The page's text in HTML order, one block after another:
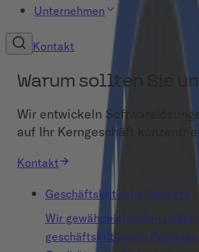
Unternehmen
Kontakt
Warum sollten Sie
Wir entwickeln
auf Ihr Kerngeschäft
Kontakt
Geschäftskritische Projekte
Wir gewährleisten den
geschäftskritischen